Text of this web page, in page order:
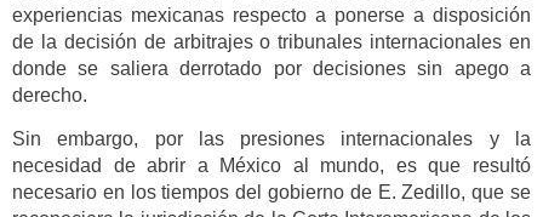
experiencias mexicanas respecto a ponerse a disposición
de la decisión de arbitrajes o tribunales internacionales en
donde se saliera derrotado por decisiones sin apego a
derecho.
Sin embargo, por las presiones internacionales y la
necesidad de abrir a México al mundo, es que resultó
necesario en los tiempos del gobierno de E. Zedillo, que se